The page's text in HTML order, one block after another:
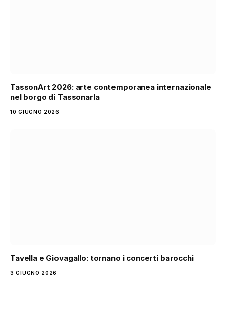
TassonArt 2026: arte contemporanea internazionale
nel borgo di Tassonarla
10 GIUGNO 2026
Tavella e Giovagallo: tornano i concerti barocchi
3 GIUGNO 2026